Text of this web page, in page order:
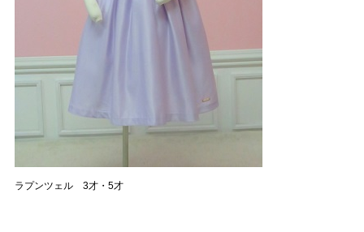
ラプンツェル 3才・5才